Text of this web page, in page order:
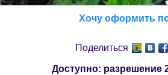
Хочу оформить
Поделиться
Доступно: разрешение